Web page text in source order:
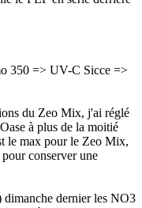
350 => UV-C Sicce =>
du Zeo Mix, j'ai réglé
à plus de la moitié
le max pour le Zeo Mix,
conserver une
dimanche dernier les NO3